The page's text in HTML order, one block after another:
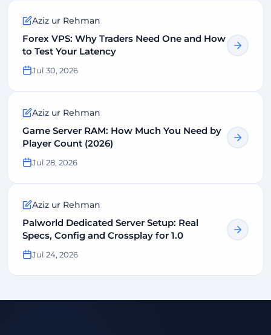
Aziz ur Rehman
Forex VPS: Why Traders Need One and How
to Test Your Latency
Jul 30, 2026
Aziz ur Rehman
Game Server RAM: How Much You Need by
Player Count (2026)
Jul 28, 2026
Aziz ur Rehman
Palworld Dedicated Server Setup: Real
Specs, Config and Crossplay for 1.0
Jul 24, 2026